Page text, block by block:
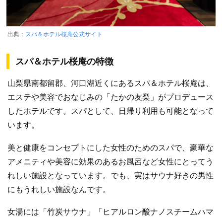
出典： スパ＆ホテル桜庵公式サイト
スパ＆ホテル桜庵の特徴
山梨県南都留郡、河口湖近くにあるスパ＆ホテル桜庵は、
エステや美容でおなじみの「たかの友梨」がプロデュース
したホテルです。スパとして、日帰り利用も可能となって
います。
美と健康をコンセプトにした女性のためのスパで、豪華な
アメニティや美容に効果のあるお風呂など女性にとってう
れしい施設となっています。でも、実はサウナ好きの男性
にもうれしい施設なんです。
女湯には「竹炭サウナ」「ヒアルロン酸ナノスチームハマ